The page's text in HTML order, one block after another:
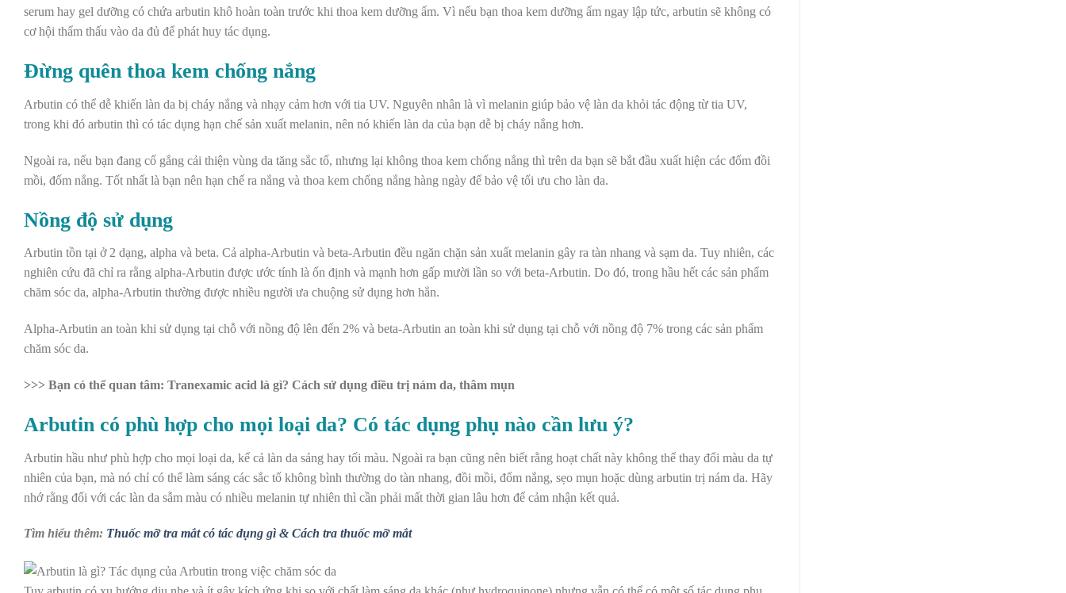
serum hay gel dưỡng có chứa arbutin khô hoàn toàn trước khi thoa kem dưỡng ẩm. Vì nếu bạn thoa kem dưỡng ẩm ngay lập tức, arbutin sẽ không có
cơ hội thẩm thấu vào da đủ để phát huy tác dụng.
Đừng quên thoa kem chống nắng
Arbutin có thể dễ khiến làn da bị cháy nắng và nhạy cảm hơn với tia UV. Nguyên nhân là vì melanin giúp bảo vệ làn da khỏi tác động từ tia UV,
trong khi đó arbutin thì có tác dụng hạn chế sản xuất melanin, nên nó khiến làn da của bạn dễ bị cháy nắng hơn.
Ngoài ra, nếu bạn đang cố gắng cải thiện vùng da tăng sắc tố, nhưng lại không thoa kem chống nắng thì trên da bạn sẽ bắt đầu xuất hiện các đốm đồi
mồi, đốm nắng. Tốt nhất là bạn nên hạn chế ra nắng và thoa kem chống nắng hàng ngày để bảo vệ tối ưu cho làn da.
Nồng độ sử dụng
Arbutin tồn tại ở 2 dạng, alpha và beta. Cả alpha-Arbutin và beta-Arbutin đều ngăn chặn sản xuất melanin gây ra tàn nhang và sạm da. Tuy nhiên, các
nghiên cứu đã chỉ ra rằng alpha-Arbutin được ước tính là ổn định và mạnh hơn gấp mười lần so với beta-Arbutin. Do đó, trong hầu hết các sản phẩm
chăm sóc da, alpha-Arbutin thường được nhiều người ưa chuộng sử dụng hơn hẳn.
Alpha-Arbutin an toàn khi sử dụng tại chỗ với nồng độ lên đến 2% và beta-Arbutin an toàn khi sử dụng tại chỗ với nồng độ 7% trong các sản phẩm
chăm sóc da.
>>> Bạn có thể quan tâm: Tranexamic acid là gì? Cách sử dụng điều trị nám da, thâm mụn
Arbutin có phù hợp cho mọi loại da? Có tác dụng phụ nào cần lưu ý?
Arbutin hầu như phù hợp cho mọi loại da, kể cả làn da sáng hay tối màu. Ngoài ra bạn cũng nên biết rằng hoạt chất này không thể thay đổi màu da tự
nhiên của bạn, mà nó chỉ có thể làm sáng các sắc tố không bình thường do tàn nhang, đồi mồi, đốm nắng, sẹo mụn hoặc dùng arbutin trị nám da. Hãy
nhớ rằng đối với các làn da sẫm màu có nhiều melanin tự nhiên thì cần phải mất thời gian lâu hơn để cảm nhận kết quả.
Tìm hiểu thêm: Thuốc mỡ tra mắt có tác dụng gì & Cách tra thuốc mỡ mắt